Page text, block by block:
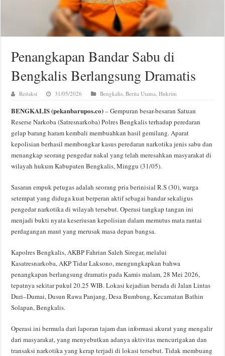
Penangkapan Bandar Sabu di
Bengkalis Berlangsung Dramatis
Redaksi 31/05/2026 Bengkalis,Berita Utama,Hukrim
BENGKALIS (pekanbarupos.co)– Gempuran besar-besaran Satuan
Reserse Narkoba (Satresnarkoba) Polres Bengkalis terhadap peredaran
gelap barang haram kembali membuahkan hasil gemilang. Aparat
kepolisian berhasil membongkar kasus peredaran narkotika jenis sabu dan
menangkap seorang pengedar nakal yang telah meresahkan masyarakat di
wilayah hukum Kabupaten Bengkalis, Minggu (31/05).
Sasaran empuk petugas adalah seorang pria berinisial R.S (30), warga
setempat yang diduga kuat berperan aktif sebagai bandar sekaligus
pengedar narkotika di wilayah tersebut. Operasi tangkap tangan ini
menjadi bukti nyata keseriusan kepolisian dalam memutus mata rantai
perdagangan maut yang merusak masa depan bangsa.
Kapolres Bengkalis, AKBP Fahrian Saleh Siregar, melalui
Kasatresnarkoba, AKP Tidar Laksono, mengungkapkan bahwa
penangkapan berlangsung dramatis pada Kamis malam, 28 Mei 2026,
tepatnya sekitar pukul 20.25 WIB. Lokasi kejadian berada di Jalan Lintas
Duri–Dumai, Dusun Rawa Panjang, Desa Bumbung, Kecamatan Bathin
Solapan, Bengkalis.
Operasi ini bermula dari laporan tajam dan informasi akurat yang mengalir
dari masyarakat, yang menyebutkan adanya aktivitas mencurigakan dan
transaksi narkotika yang kerap terjadi di lokasi tersebut. Tidak membuang